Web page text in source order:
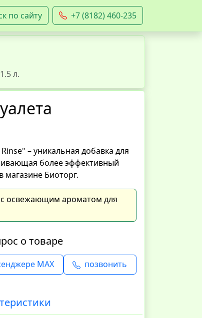
по сайту +7 (8182) 460-235
л.
– уникальная добавка для
более эффективный
магазине Биоторг.
освежающим ароматом для
о товаре
MAX позвонить